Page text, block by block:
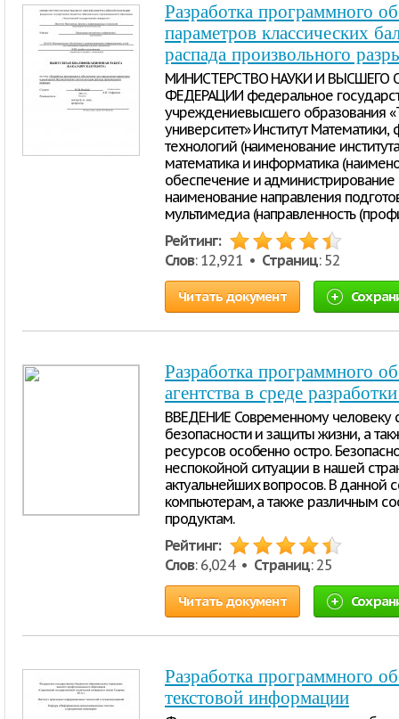
Разработка программного
параметров классических
распада произвольного
МИНИСТЕРСТВО НАУКИ И ВЫСШЕГО
ФЕДЕРАЦИИ федеральное
учреждениевысшего образования
университет» Институт
технологий (наименование
математика и информатика
обеспечение и
наименование направления
мультимедиа (направленность
Рейтинг:
Слов: 12,921 • Страниц: 52
Читать документ
Разработка программного
агентства в среде
ВВЕДЕНИЕ Современному человеку
безопасности и защиты жизни, а
ресурсов особенно остро.
неспокойной ситуации в нашей
актуальнейших вопросов. В данной
компьютерам, а также различным
продуктам.
Рейтинг:
Слов: 6,024 • Страниц: 25
Читать документ
Разработка программного
текстовой информации